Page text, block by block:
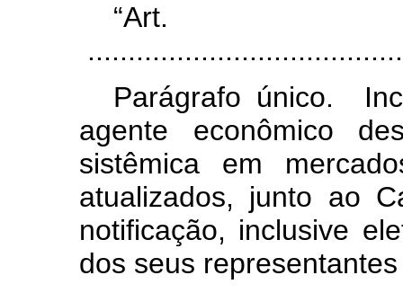
Parágrafo único.
agente econômico
sistêmica em
atualizados, junto ao
notificação, inclusive
dos seus